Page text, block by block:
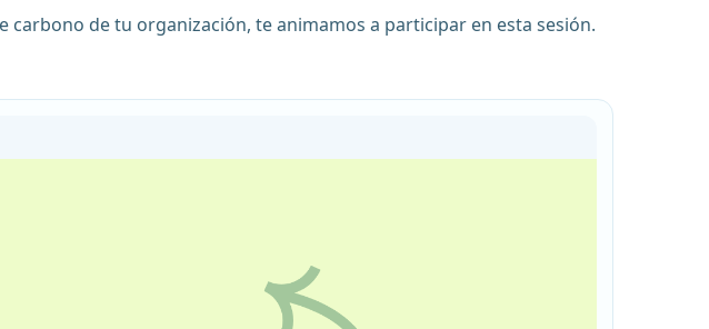
de tu organización, te animamos a participar en esta sesión.